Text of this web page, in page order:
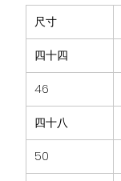
尺寸
四十四
46
四十八
50